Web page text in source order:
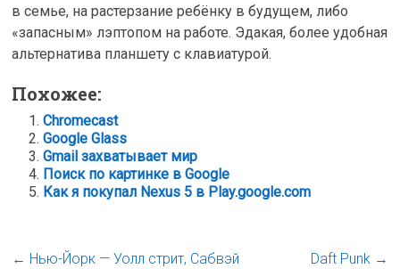
в семье, на растерзание ребёнку в будущем, либо
«запасным» лэптопом на работе. Эдакая, более удобная
альтернатива планшету с клавиатурой.
Похожее:
Chromecast
Google Glass
Gmail захватывает мир
Поиск по картинке в Google
Как я покупал Nexus 5 в Play.google.com
← Нью-Йорк — Уолл стрит, Сабвэй Daft Punk →